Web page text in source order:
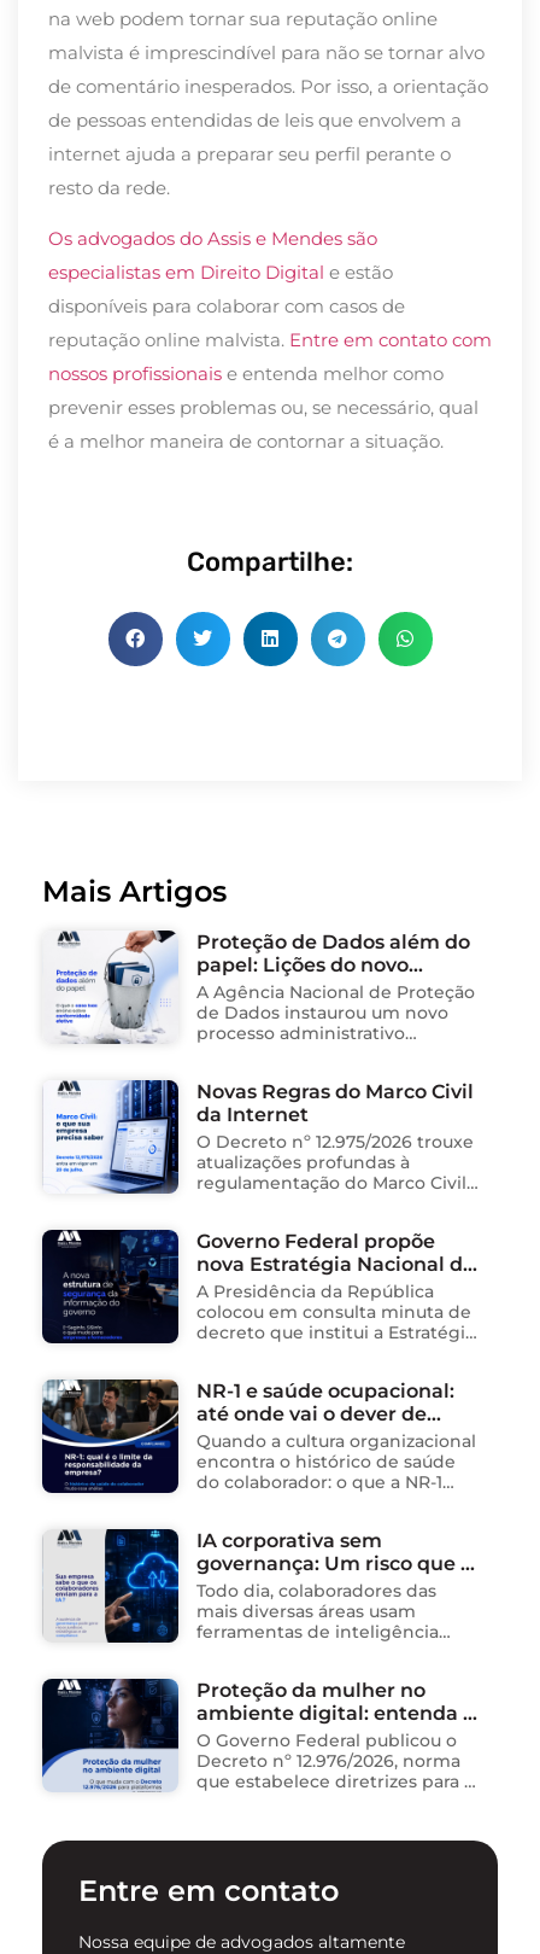
na web podem tornar sua reputação online
malvista é imprescindível para não se tornar alvo
de comentário inesperados. Por isso, a orientação
de pessoas entendidas de leis que envolvem a
internet ajuda a preparar seu perfil perante o
resto da rede.
Os advogados do Assis e Mendes são
especialistas em Direito Digital e estão
disponíveis para colaborar com casos de
reputação online malvista. Entre em contato com
nossos profissionais e entenda melhor como
prevenir esses problemas ou, se necessário, qual
é a melhor maneira de contornar a situação.
Compartilhe:
Mais Artigos
Proteção de Dados além do
papel: Lições do novo
processo sancionador da
ANPD
A Agência Nacional de Proteção
de Dados instaurou um novo
processo administrativo
organização social responsável
pela gestão de unidades
públicas de saúde …
Novas Regras do Marco Civil
da Internet
O Decreto nº 12.975/2026 trouxe
atualizações profundas à
regulamentação do Marco Civil
operações de empresas de
tecnologia no Brasil. Para ajudar
na …
Governo Federal propõe
nova Estratégia Nacional de
Segurança da Informação e
cria sistema integrado de
governança para órgãos
A Presidência da República
colocou em consulta minuta de
decreto que institui a Estratégia
Sistema Integrado de
Segurança da Informação
(SISInfo), estabelecendo …
NR-1 e saúde ocupacional:
até onde vai o dever de
cuidado da empresa?
Quando a cultura organizacional
encontra o histórico de saúde
do colaborador: o que a NR-1
um dos ambientes mais
propícios para …
IA corporativa sem
governança: Um risco que já
está acontecendo
Todo dia, colaboradores das
mais diversas áreas usam
ferramentas de inteligência
dados, redigem e-mails, geram
relatórios. O problema não está
na ferramenta. Está …
Proteção da mulher no
ambiente digital: entenda o
novo Decreto nº 12.976/2026
O Governo Federal publicou o
Decreto nº 12.976/2026, norma
que estabelece diretrizes para a
enfrentamento da violência
digital. …
Entre em contato
Nossa equipe de advogados altamente